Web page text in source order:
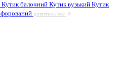
Кутик балочний Кутик вузький Кутик
дивитись все